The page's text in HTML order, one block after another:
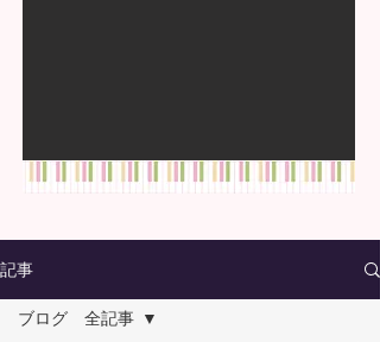
記事
ブログ 全記事